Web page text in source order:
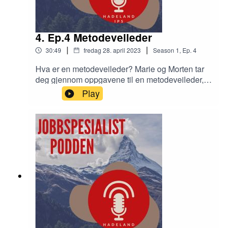
4. Ep.4 Metodeveileder
30:49 | fredag 28. april 2023 | Season 1, Ep. 4
Hva er en metodeveileder? Marie og Morten tar
deg gjennom oppgavene til en metodeveileder,
med fokus på veiledning og samarbeid. Hva er
en god veileder for deg, og hvordan kan du som
jobbspesialist være veiledbar?
Play